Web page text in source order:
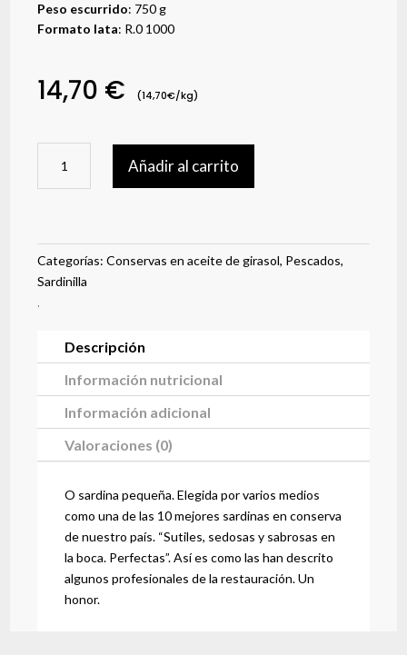
Peso escurrido: 750 g
Formato lata: R.0 1000
14,70 € (14,70€/kg)
aceite
cantidad
Añadir al carrito
Categorías:Conservas en aceite de girasol, Pescados,
Sardinilla
.
Descripción
Información nutricional
Información adicional
Valoraciones (0)
O sardina pequeña. Elegida por varios medios
como una de las 10 mejores sardinas en conserva
de nuestro país. “Sutiles, sedosas y sabrosas en
la boca. Perfectas”. Así es como las han descrito
algunos profesionales de la restauración. Un
honor.